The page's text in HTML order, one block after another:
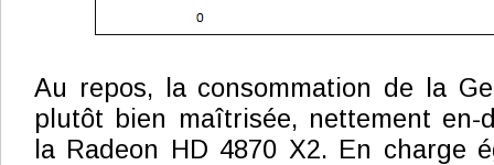
Au repos, la consommation de la
plutôt bien maîtrisée, nettement en-
la Radeon HD 4870 X2. En charge